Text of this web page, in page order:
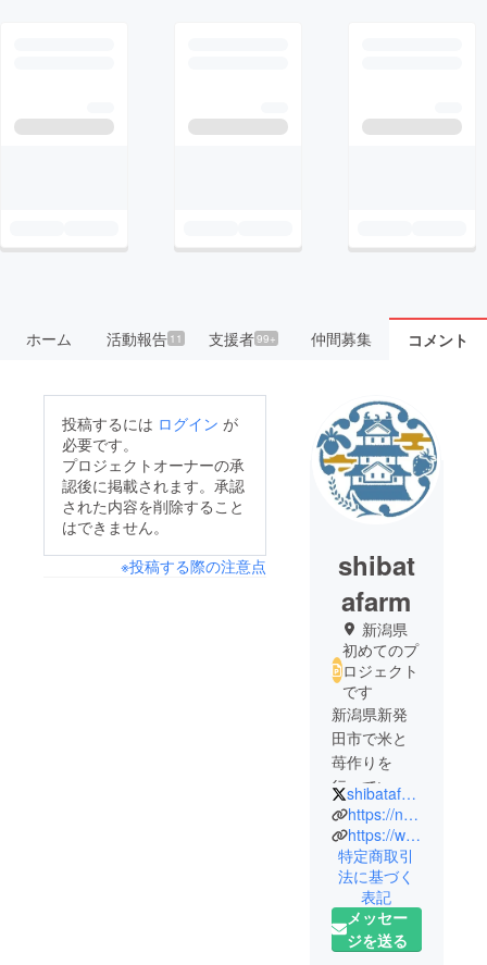
ホーム 活動報告11 支援者99+ 仲間募集 コメント
投稿するには ログイン が
必要です。
プロジェクトオーナーの承
認後に掲載されます。承認
された内容を削除すること
はできません。
※投稿する際の注意点
shibat
afarm
新潟県
初めてのプ
ロジェクト
です
新潟県新発
田市で米と
苺作りを
行っている
農業法人で
す。
「農業を通
して、地域
社会に貢献
すること」
を理念に、
shibatafarm15
https://note.com/shibatafarm_kome
https://www.instagram.com/shibatafarm_15/?hl=ja
特定商取引
法に基づく
表記
メッセー
ジを送る